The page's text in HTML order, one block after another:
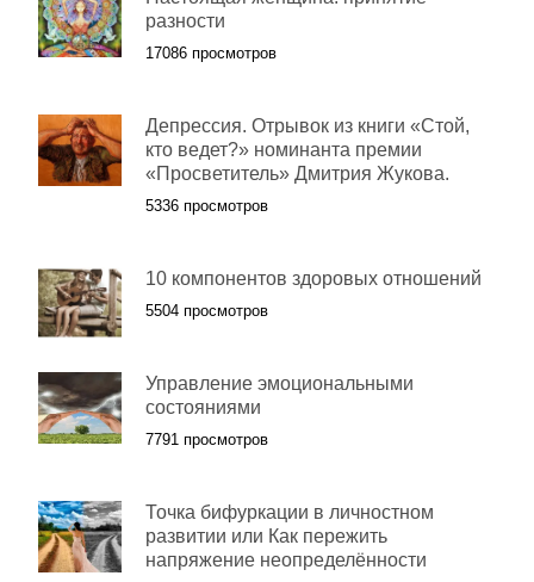
разности
17086 просмотров
Депрессия. Отрывок из книги «Стой,
кто ведет?» номинанта премии
«Просветитель» Дмитрия Жукова.
5336 просмотров
10 компонентов здоровых отношений
5504 просмотров
Управление эмоциональными
состояниями
7791 просмотров
Точка бифуркации в личностном
развитии или Как пережить
напряжение неопределённости